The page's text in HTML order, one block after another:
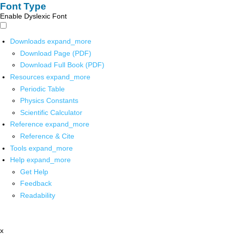
Font Type
Enable Dyslexic Font
Downloads expand_more
Download Page (PDF)
Download Full Book (PDF)
Resources expand_more
Periodic Table
Physics Constants
Scientific Calculator
Reference expand_more
Reference & Cite
Tools expand_more
Help expand_more
Get Help
Feedback
Readability
x